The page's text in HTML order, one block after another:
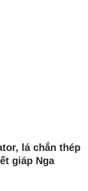
lá chắn thép
giáp Nga